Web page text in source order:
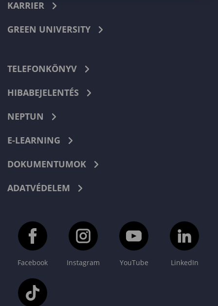
KARRIER
GREEN UNIVERSITY
TELEFONKÖNYV
HIBABEJELENTÉS
NEPTUN
E-LEARNING
DOKUMENTUMOK
ADATVÉDELEM
Facebook Instagram YouTube LinkedIn